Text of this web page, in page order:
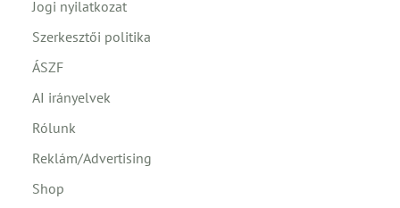
Jogi nyilatkozat
Szerkesztői politika
ÁSZF
AI irányelvek
Rólunk
Reklám/Advertising
Shop